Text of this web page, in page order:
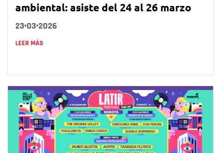
ambiental: asiste del 24 al 26 marzo
23•03•2026
LEER MÁS